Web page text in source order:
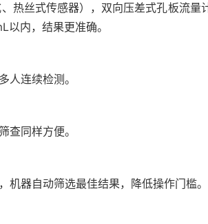
、热丝式传感器），双向压差式孔板流量
内，结果更准确。
人连续检测。
查同样方便。
器自动筛选最佳结果，降低操作门槛。